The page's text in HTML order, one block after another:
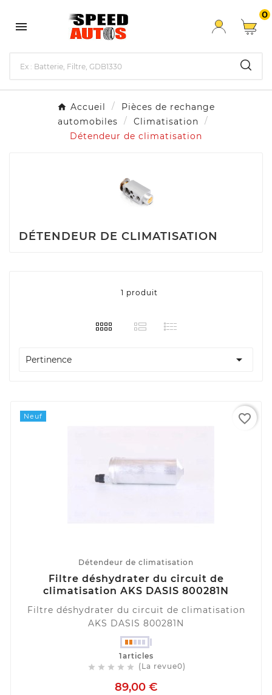

0
Accueil
Pièces de rechange
automobiles
Climatisation
Détendeur de climatisation
DÉTENDEUR DE CLIMATISATION
1 produit
Pertinence 
Neuf
Détendeur de climatisation
Filtre déshydrater du circuit de
climatisation AKS DASIS 800281N
Filtre déshydrater du circuit de climatisation
AKS DASIS 800281N
1articles
     (La revue0)
89,00 €
favorite_border